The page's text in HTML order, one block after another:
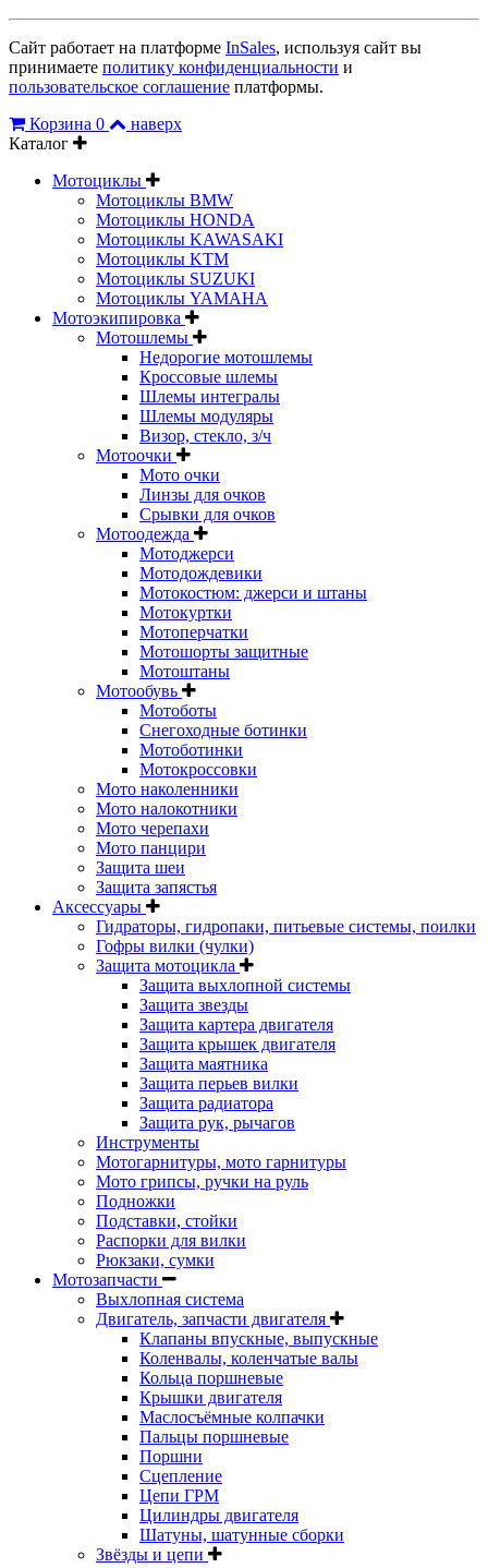
Сайт работает на платформе InSales, используя сайт вы
принимаете политику конфиденциальности и
пользовательское соглашение платформы.
Корзина 0
наверх
Каталог
Мотоциклы
Мотоциклы BMW
Мотоциклы HONDA
Мотоциклы KAWASAKI
Мотоциклы KTM
Мотоциклы SUZUKI
Мотоциклы YAMAHA
Мотоэкипировка
Мотошлемы
Недорогие мотошлемы
Кроссовые шлемы
Шлемы интегралы
Шлемы модуляры
Визор, стекло, з/ч
Мотоочки
Мото очки
Линзы для очков
Срывки для очков
Мотоодежда
Мотоджерси
Мотодождевики
Мотокостюм: джерси и штаны
Мотокуртки
Мотоперчатки
Мотошорты защитные
Мотоштаны
Мотообувь
Мотоботы
Снегоходные ботинки
Мотоботинки
Мотокроссовки
Мото наколенники
Мото налокотники
Мото черепахи
Мото панцири
Защита шеи
Защита запястья
Аксессуары
Гидраторы, гидропаки, питьевые системы, поилки
Гофры вилки (чулки)
Защита мотоцикла
Защита выхлопной системы
Защита звезды
Защита картера двигателя
Защита крышек двигателя
Защита маятника
Защита перьев вилки
Защита радиатора
Защита рук, рычагов
Инструменты
Мотогарнитуры, мото гарнитуры
Мото грипсы, ручки на руль
Подножки
Подставки, стойки
Распорки для вилки
Рюкзаки, сумки
Мотозапчасти
Выхлопная система
Двигатель, запчасти двигателя
Клапаны впускные, выпускные
Коленвалы, коленчатые валы
Кольца поршневые
Крышки двигателя
Маслосъёмные колпачки
Пальцы поршневые
Поршни
Сцепление
Цепи ГРМ
Цилиндры двигателя
Шатуны, шатунные сборки
Звёзды и цепи